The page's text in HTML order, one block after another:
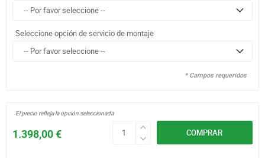
Seleccione opción de servicio de montaje
* Campos requeridos
COMPRAR
1.398,00 €
El precio refleja la opción seleccionada